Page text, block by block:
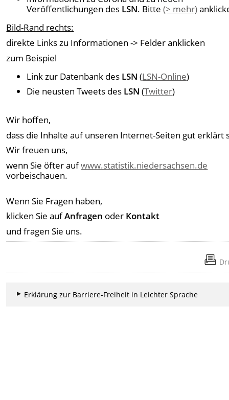
Veröffentlichungen des LSN. Bitte(> mehr)
Bild-Rand rechts:
direkte Links zu Informationen -> Felder anklicken
zum Beispiel
Link zur Datenbank des LSN (LSN-Online)
Die neusten Tweets des LSN (Twitter)
Wir hoffen,
dass die Inhalte auf unseren Internet-Seiten gut erklärt
Wir freuen uns,
wenn Sie öfter aufwww.statistik.niedersachsen.de
vorbeischauen.
Wenn Sie Fragen haben,
klicken Sie aufAnfragen oder Kontakt
und fragen Sie uns.
Erklärung zur Barriere-Freiheit in Leichter Sprache